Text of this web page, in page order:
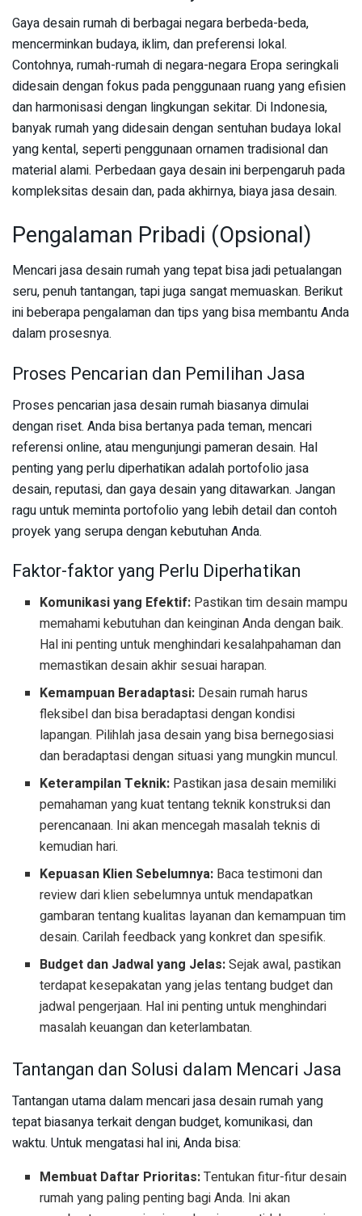
Gaya desain rumah di berbagai negara berbeda-beda,
mencerminkan budaya, iklim, dan preferensi lokal.
Contohnya, rumah-rumah di negara-negara Eropa seringkali
didesain dengan fokus pada penggunaan ruang yang efisien
dan harmonisasi dengan lingkungan sekitar. Di Indonesia,
banyak rumah yang didesain dengan sentuhan budaya lokal
yang kental, seperti penggunaan ornamen tradisional dan
material alami. Perbedaan gaya desain ini berpengaruh pada
kompleksitas desain dan, pada akhirnya, biaya jasa desain.
Pengalaman Pribadi (Opsional)
Mencari jasa desain rumah yang tepat bisa jadi petualangan
seru, penuh tantangan, tapi juga sangat memuaskan. Berikut
ini beberapa pengalaman dan tips yang bisa membantu Anda
dalam prosesnya.
Proses Pencarian dan Pemilihan Jasa
Proses pencarian jasa desain rumah biasanya dimulai
dengan riset. Anda bisa bertanya pada teman, mencari
referensi online, atau mengunjungi pameran desain. Hal
penting yang perlu diperhatikan adalah portofolio jasa
desain, reputasi, dan gaya desain yang ditawarkan. Jangan
ragu untuk meminta portofolio yang lebih detail dan contoh
proyek yang serupa dengan kebutuhan Anda.
Faktor-faktor yang Perlu Diperhatikan
Komunikasi yang Efektif: Pastikan tim desain mampu
memahami kebutuhan dan keinginan Anda dengan baik.
Hal ini penting untuk menghindari kesalahpahaman dan
memastikan desain akhir sesuai harapan.
Kemampuan Beradaptasi: Desain rumah harus
fleksibel dan bisa beradaptasi dengan kondisi
lapangan. Pilihlah jasa desain yang bisa bernegosiasi
dan beradaptasi dengan situasi yang mungkin muncul.
Keterampilan Teknik: Pastikan jasa desain memiliki
pemahaman yang kuat tentang teknik konstruksi dan
perencanaan. Ini akan mencegah masalah teknis di
kemudian hari.
Kepuasan Klien Sebelumnya: Baca testimoni dan
review dari klien sebelumnya untuk mendapatkan
gambaran tentang kualitas layanan dan kemampuan tim
desain. Carilah feedback yang konkret dan spesifik.
Budget dan Jadwal yang Jelas:Sejak awal, pastikan
terdapat kesepakatan yang jelas tentang budget dan
jadwal pengerjaan. Hal ini penting untuk menghindari
masalah keuangan dan keterlambatan.
Tantangan dan Solusi dalam Mencari Jasa
Tantangan utama dalam mencari jasa desain rumah yang
tepat biasanya terkait dengan budget, komunikasi, dan
waktu. Untuk mengatasi hal ini, Anda bisa:
Membuat Daftar Prioritas:Tentukan fitur-fitur desain
rumah yang paling penting bagi Anda. Ini akan